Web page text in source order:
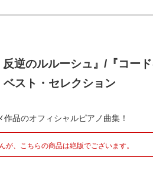
反逆のルルーシュ』/『コー
スト・セレクション
品のオフィシャルピアノ曲集！
、こちらの商品は絶版でございます。